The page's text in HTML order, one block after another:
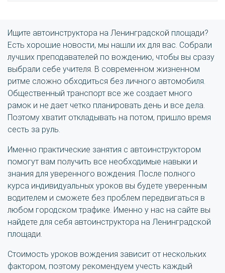
Ищите автоинструктора на Ленинградской площади?
Есть хорошие новости, мы нашли их для вас. Собрали
лучших преподавателей по вождению, чтобы вы сразу
выбрали себе учителя. В современном жизненном
ритме сложно обходиться без личного автомобиля.
Общественный транспорт все же создает много
рамок и не дает четко планировать день и все дела.
Поэтому хватит откладывать на потом, пришло время
сесть за руль.
Именно практические занятия с автоинструктором
помогут вам получить все необходимые навыки и
знания для уверенного вождения. После полного
курса индивидуальных уроков вы будете уверенным
водителем и сможете без проблем передвигаться в
любом городском трафике. Именно у нас на сайте вы
найдете для себя автоинструктора на Ленинградской
площади.
Стоимость уроков вождения зависит от нескольких
фактором, поэтому рекомендуем учесть каждый